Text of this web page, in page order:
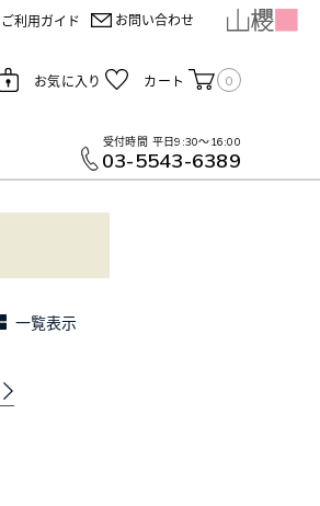
ご利用ガイド お問い合わせ
お気に入り カート 0
受付時間 平日9:30～16:00
03-5543-6389
一覧表示